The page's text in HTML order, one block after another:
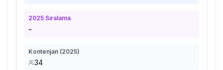
2025 Sıralama
-
Kontenjan (2025)
34